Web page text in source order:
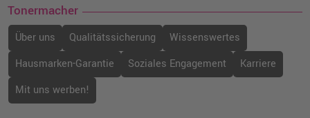
Tonermacher
Über uns Qualitätssicherung
Wissenswertes
Hausmarken-Garantie
Soziales Engagement
Karriere
Mit uns werben!